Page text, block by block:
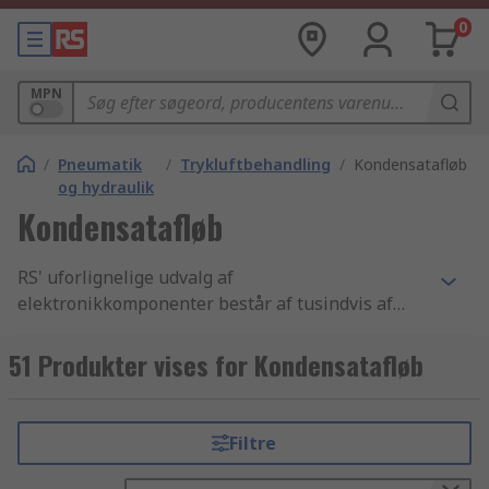
0
MPN
/ Pneumatik
og hydraulik
/ Trykluftbehandling / Kondensatafløb
Kondensatafløb
RS' uforlignelige udvalg af
elektronikkomponenter består af tusindvis af
produkter, der inkluderer Elektriske aktuatorer,
Vakuumkomponenter og Trykluft dræn
produkter samt de bedste muligheder for
levering fra lager i branchen. Vi tilbyder tusindvis
51 Produkter vises for Kondensatafløb
Filtre